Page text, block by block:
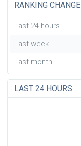
RANKING CHANGE
Last 24 hours
Last week
Last month
LAST 24 HOURS